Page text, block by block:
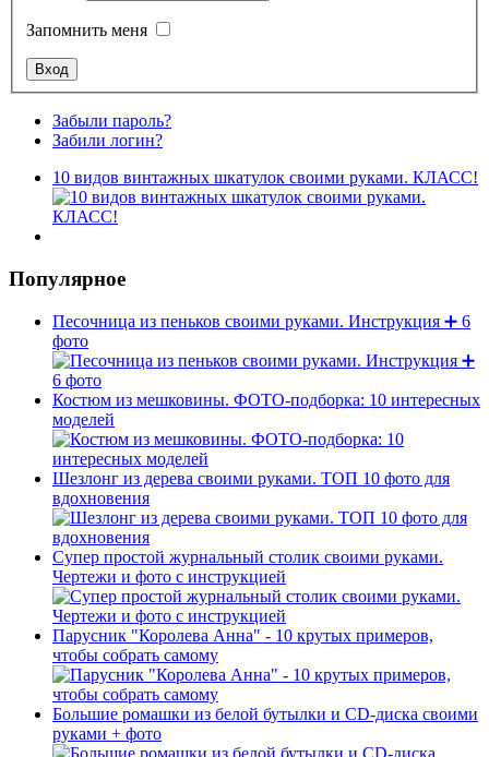
Запомнить меня
Забыли пароль?
Забили логин?
10 видов винтажных шкатулок своими руками. КЛАСС!
Популярное
Песочница из пеньков своими руками. Инструкция ➕ 6
фото
Костюм из мешковины. ФОТО-подборка: 10 интересных
моделей
Шезлонг из дерева своими руками. ТОП 10 фото для
вдохновения
Супер простой журнальный столик своими руками.
Чертежи и фото с инструкцией
Парусник "Королева Анна" - 10 крутых примеров,
чтобы собрать самому
Большие ромашки из белой бутылки и CD-диска своими
руками + фото